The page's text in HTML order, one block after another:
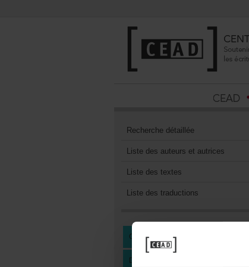
Recherchedétaillée
Listedesauteursetautrices
Listedestextes
Listedestraductions
CENTREDEDOCUMENTATION
DEVENIRMEMBREDUCEAD